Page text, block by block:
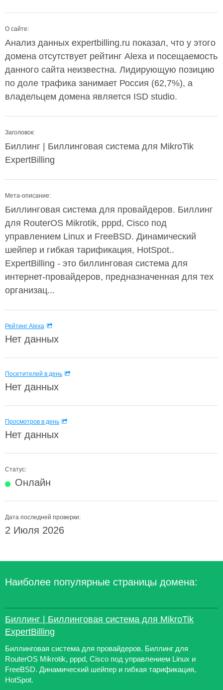
О сайте:
Анализ данных expertbilling.ru показал, что у этого
домена отсутствует рейтинг Alexa и посещаемость
данного сайта неизвестна. Лидирующую позицию
по доле трафика занимает Россия (62,7%), а
владельцем домена является ISD studio.
Заголовок:
Биллинг | Биллинговая система для MikroTik
ExpertBilling
Мета-описание:
Биллинговая система для провайдеров. Биллинг
для RouterOS Mikrotik, pppd, Cisco под
управлением Linux и FreeBSD. Динамический
шейпер и гибкая тарификация, HotSpot..
ExpertBilling - это биллинговая система для
интернет-провайдеров, предназначенная для тех
организац...
Рейтинг Alexa
Нет данных
Посетителей в день
Нет данных
Просмотров в день
Нет данных
Статус:
Онлайн
Дата последней проверки:
2 Июля 2026
Наиболее популярные страницы домена:
Биллинг | Биллинговая система для MikroTik
ExpertBilling
Биллинговая система для провайдеров. Биллинг для
RouterOS Mikrotik, pppd, Cisco под управлением Linux и
FreeBSD. Динамический шейпер и гибкая тарификация,
HotSpot.